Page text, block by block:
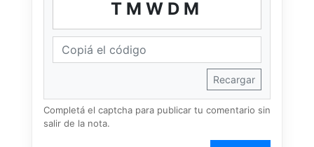
TMWDM
Recargar
Completá el captcha para publicar tu comentario sin
salir de la nota.